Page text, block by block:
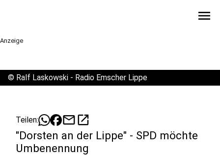
menu
Anzeige
© Ralf Laskowski - Radio Emscher Lippe
Teilen: mailopen_in_new
"Dorsten an der Lippe" - SPD möchte
Umbenennung